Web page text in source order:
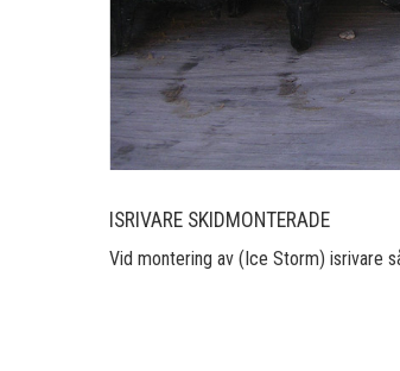
ISRIVARE SKIDMONTERADE
Vid montering av (Ice Storm) isrivare